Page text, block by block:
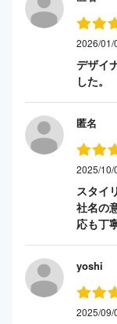
2026/01/
デザイ
した。
匿名
2025/10/
スタイ
社名の
応も丁
yoshi
2025/09/